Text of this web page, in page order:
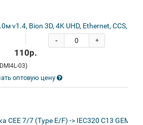
v1.4, Bion 3D, 4K UHD, Ethernet, CCS,
+
-
110р.
03)
оптовую цену
CEE 7/7 (Type E/F) -> IEC320 С13